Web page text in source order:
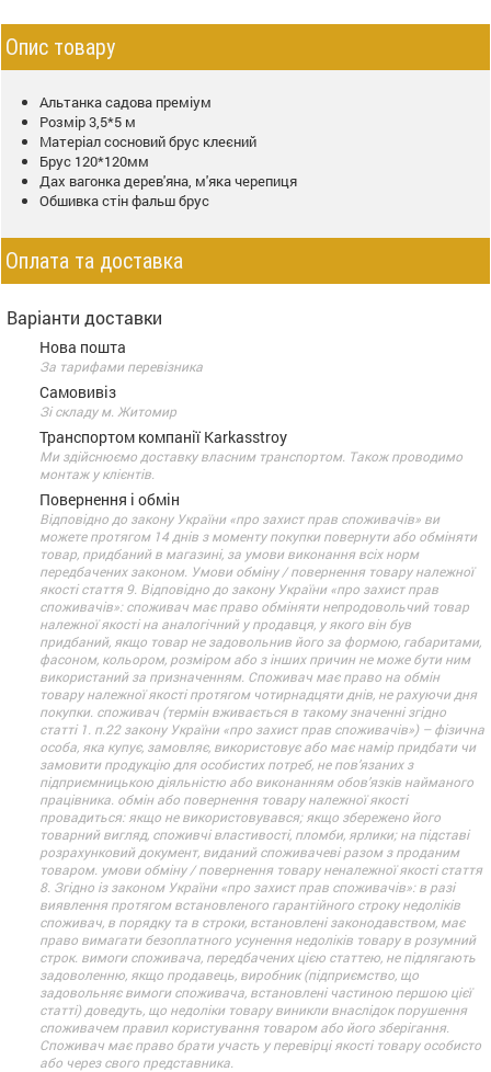
Опис товару
Альтанка садова преміум
Розмір 3,5*5 м
Матеріал сосновий брус клеєний
Брус 120*120мм
Дах вагонка дерев'яна, м'яка черепиця
Обшивка стін фальш брус
Оплата та доставка
Варіанти доставки
Нова пошта
За тарифами перевізника
Самовивіз
Зі складу м. Житомир
Транспортом компанії Karkasstroy
Ми здійснюємо доставку власним транспортом. Також проводимо
монтаж у клієнтів.
Повернення і обмін
Відповідно до закону України «про захист прав споживачів» ви
можете протягом 14 днів з моменту покупки повернути або обміняти
товар, придбаний в магазині, за умови виконання всіх норм
передбачених законом. Умови обміну / повернення товару належної
якості стаття 9. Відповідно до закону України «про захист прав
споживачів»: споживач має право обміняти непродовольчий товар
належної якості на аналогічний у продавця, у якого він був
придбаний, якщо товар не задовольнив його за формою, габаритами,
фасоном, кольором, розміром або з інших причин не може бути ним
використаний за призначенням. Споживач має право на обмін
товару належної якості протягом чотирнадцяти днів, не рахуючи дня
покупки. споживач (термін вживається в такому значенні згідно
статті 1. п.22 закону України «про захист прав споживачів») – фізична
особа, яка купує, замовляє, використовує або має намір придбати чи
замовити продукцію для особистих потреб, не пов’язаних з
підприємницькою діяльністю або виконанням обов’язків найманого
працівника. обмін або повернення товару належної якості
провадиться: якщо не використовувався; якщо збережено його
товарний вигляд, споживчі властивості, пломби, ярлики; на підставі
розрахунковий документ, виданий споживачеві разом з проданим
товаром. умови обміну / повернення товару неналежної якості стаття
8. Згідно із законом України «про захист прав споживачів»: в разі
виявлення протягом встановленого гарантійного строку недоліків
споживач, в порядку та в строки, встановлені законодавством, має
право вимагати безоплатного усунення недоліків товару в розумний
строк. вимоги споживача, передбачених цією статтею, не підлягають
задоволенню, якщо продавець, виробник (підприємство, що
задовольняє вимоги споживача, встановлені частиною першою цієї
статті) доведуть, що недоліки товару виникли внаслідок порушення
споживачем правил користування товаром або його зберігання.
Споживач має право брати участь у перевірці якості товару особисто
або через свого представника.